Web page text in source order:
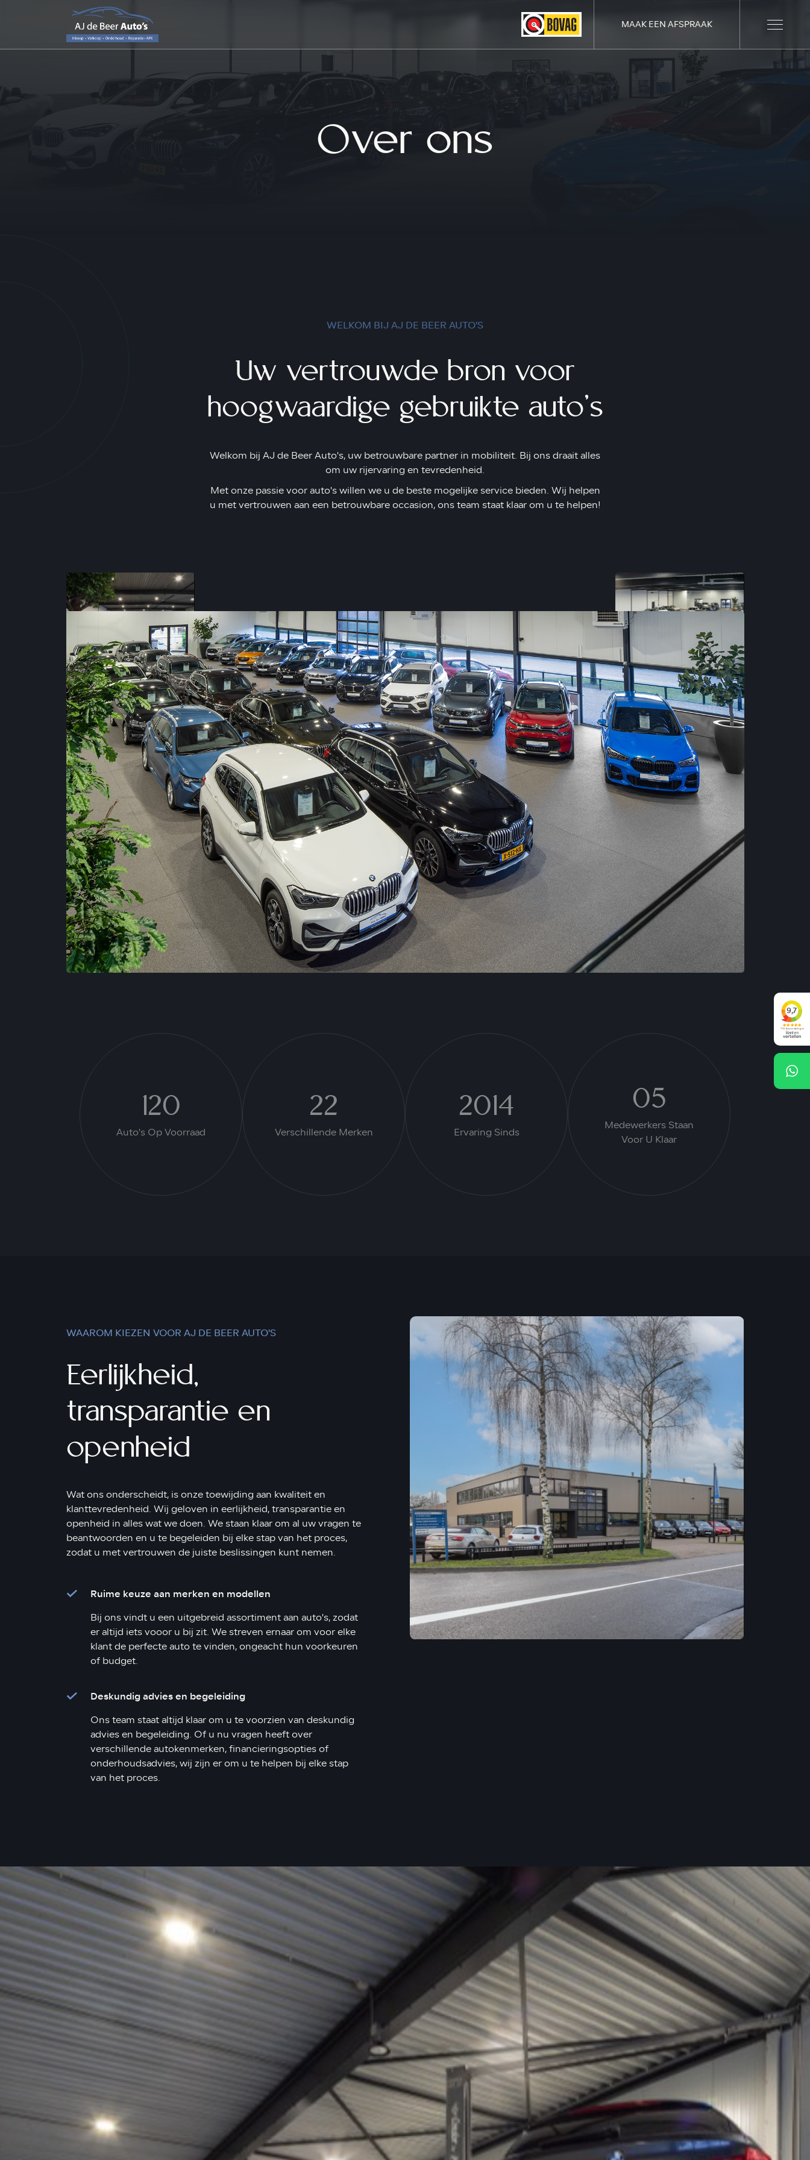
MAAK EEN AFSPRAAK
Over ons
WELKOM BIJ AJ DE BEER AUTO'S
Uw vertrouwde bron voor
hoogwaardige gebruikte auto's
Welkom bij AJ de Beer Auto's, uw betrouwbare partner in mobiliteit. Bij ons draait alles
om uw rijervaring en tevredenheid.
Met onze passie voor auto's willen we u de beste mogelijke service bieden. Wij helpen
u met vertrouwen aan een betrouwbare occasion, ons team staat klaar om u te helpen!
120
Auto's Op Voorraad
22
Verschillende Merken
2014
Ervaring Sinds
05
Medewerkers Staan
Voor U Klaar
WAAROM KIEZEN VOOR AJ DE BEER AUTO'S
Eerlijkheid,
transparantie en
openheid
Wat ons onderscheidt, is onze toewijding aan kwaliteit en
klanttevredenheid. Wij geloven in eerlijkheid, transparantie en
openheid in alles wat we doen. We staan klaar om al uw vragen te
beantwoorden en u te begeleiden bij elke stap van het proces,
zodat u met vertrouwen de juiste beslissingen kunt nemen.
Ruime keuze aan merken en modellen
Bij ons vindt u een uitgebreid assortiment aan auto's, zodat
er altijd iets vooor u bij zit. We streven ernaar om voor elke
klant de perfecte auto te vinden, ongeacht hun voorkeuren
of budget.
Deskundig advies en begeleiding
Ons team staat altijd klaar om u te voorzien van deskundig
advies en begeleiding. Of u nu vragen heeft over
verschillende autokenmerken, financieringsopties of
onderhoudsadvies, wij zijn er om u te helpen bij elke stap
van het proces.